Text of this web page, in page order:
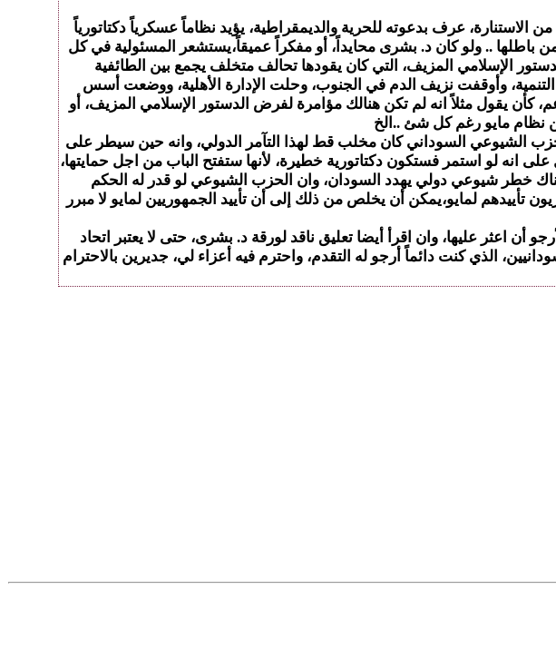
عرف بدعوته للحرية والديمقراطية، يؤيد نظاماً عسكرياً دكتاتورياً
باطلها .. ولو كان د. بشرى محايداً، أو مفكراً عميقاً،يستشعر المسئولية في كل
الإسلامي المزيف، التي كان يقودها تحالف متخلف يجمع بين الطائفية
وأوقفت نزيف الدم في الجنوب، وحلت الإدارة الأهلية، ووضعت أسس
كأن يقول مثلاً انه لم تكن هنالك مؤامرة لفرض الدستور الإسلامي المزيف، أو
من نظام مايو رغم كل شئ ..الخ
الشيوعي السوداني كان مخلب قط لهذا التآمر الدولي، وانه حين سيطر على
انه لو استمر فستكون دكتاتورية خطيرة، لأنها ستفتح الباب من اجل حمايتها،
خطر شيوعي دولي يهدد السودان، وان الحزب الشيوعي لو قدر له الحكم
تأييدهم لمايو،يمكن أن يخلص من ذلك إلى أن تأييد الجمهوريين لمايو لا مبرر
أن اعثر عليها، وان اقرأ أيضا تعليق ناقد لورقة د. بشرى، حتى لا يعتبر اتحاد
الذي كنت دائماً أرجو له التقدم، واحترم فيه أعزاء لي، جديرين بالاحترام